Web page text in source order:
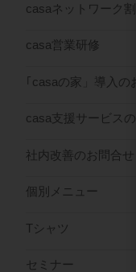
casaネットワーク割
casa営業研修
｢casaの家」導入の
casa支援サービス
社内改善のお問合せ
個別メニュー
Tシャツ
セミナー